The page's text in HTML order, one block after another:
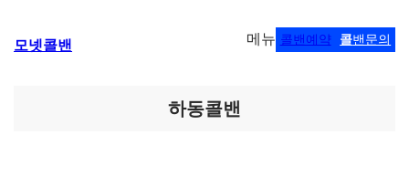
텐
모넷콜밴 메뉴 콜밴예약 콜밴문의
하동콜밴